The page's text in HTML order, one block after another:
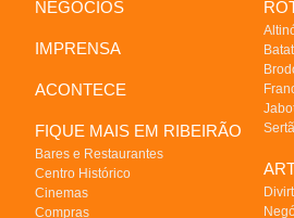
NEGÓCIOS
IMPRENSA
ACONTECE
FIQUE MAIS EM RIBEIRÃO
Bares e Restaurantes
Centro Histórico
Cinemas
Compras